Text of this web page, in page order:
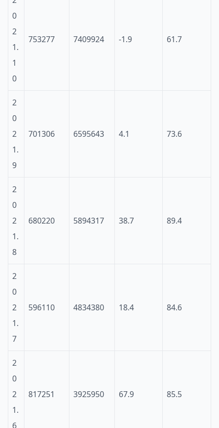
0
2
1.
1
0
753277 7409924 -1.9 61.7
2
0
2
1.
9
701306 6595643 4.1 73.6
2
0
2
1.
8
680220 5894317 38.7 89.4
2
0
2
1.
7
596110 4834380 18.4 84.6
2
0
2
1.
6
817251 3925950 67.9 85.5